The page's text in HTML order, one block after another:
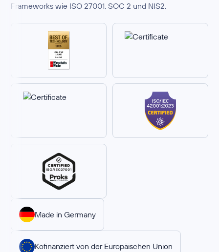
Frameworks wie ISO 27001, SOC 2 und NIS2.
Made in Germany
Kofinanziert von der Europäischen Union